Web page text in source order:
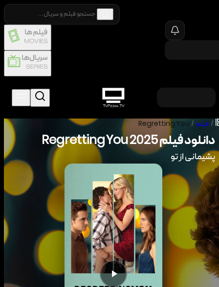
/ فیلم /
Regretting You
دانلود فیلم2025
Regretting You
پشیمانی از تو